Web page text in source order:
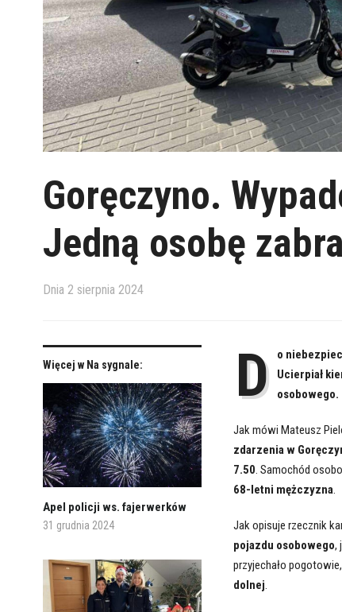
Goręczyno.
Jedną osobę
Dnia 2 sierpnia 2024
Więcej w Na sygnale:
Apel policji ws. fajerwerków
31 grudnia 2024
D
o
Ucierpiał
osobowego.
Jak mówi Mateusz
zdarzenia w
7.50 . Samochód
68-letni mężczyzna
Jak opisuje rzecznik
pojazdu osobowego,
przyjechało
dolnej